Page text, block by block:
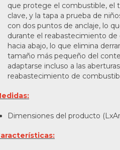
que protege el combustible, el
clave, y la tapa a prueba de
con dos puntos de anclaje, lo
durante el reabastecimiento
hacia abajo, lo que elimina
tamaño más pequeño del
adaptarse incluso a las
reabastecimiento de
Dimensiones del producto